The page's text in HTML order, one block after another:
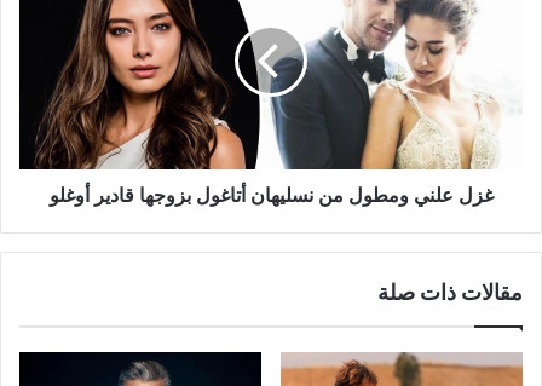
ومطول
أتاغول
بزوجها
أوغلو
غزل علني ومطول من نسليهان أتاغول بزوجها قادير أوغلو
مقالات ذات صلة